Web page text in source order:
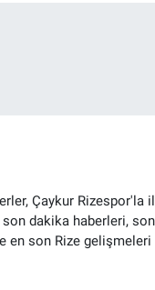
Çaykur Rizespor'la
dakika haberleri, son
en son Rize gelişmeleri